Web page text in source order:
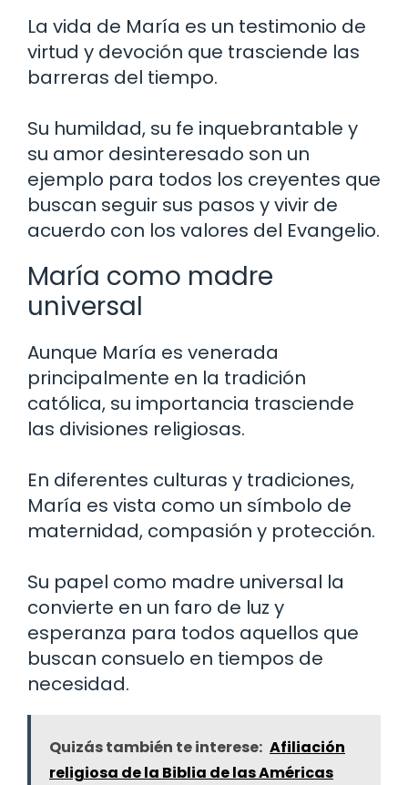
La vida de María es un testimonio de
virtud y devoción que trasciende las
barreras del tiempo.
Su humildad, su fe inquebrantable y
su amor desinteresado son un
ejemplo para todos los creyentes que
buscan seguir sus pasos y vivir de
acuerdo con los valores del Evangelio.
María como madre
universal
Aunque María es venerada
principalmente en la tradición
católica, su importancia trasciende
las divisiones religiosas.
En diferentes culturas y tradiciones,
María es vista como un símbolo de
maternidad, compasión y protección.
Su papel como madre universal la
convierte en un faro de luz y
esperanza para todos aquellos que
buscan consuelo en tiempos de
necesidad.
Quizás también te interese: Afiliación
religiosa de la Biblia de las Américas